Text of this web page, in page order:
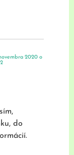
2020 o
do